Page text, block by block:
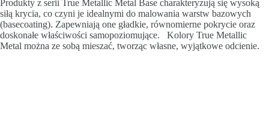
Produkty z serii True Metallic Metal Base charakteryzują się wysoką
siłą krycia, co czyni je idealnymi do malowania warstw bazowych
(basecoating). Zapewniają one gładkie, równomierne pokrycie oraz
doskonałe właściwości samopoziomujące. Kolory True Metallic
Metal można ze sobą mieszać, tworząc własne, wyjątkowe odcienie.